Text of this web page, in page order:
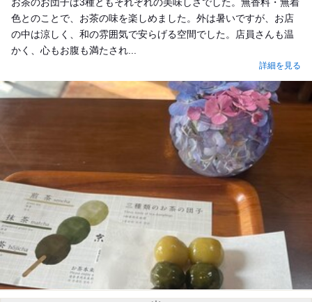
色とのことで、お茶の味を楽しめました。外は暑いですが、お店
の中は涼しく、和の雰囲気で安らげる空間でした。店員さんも温
かく、心もお腹も満たされ...
詳細を見る